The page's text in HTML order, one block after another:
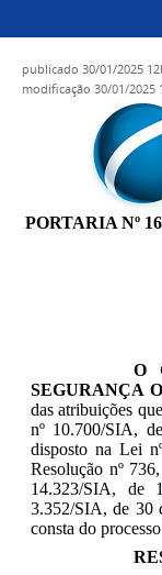
publicado 30/01/2025
modificação 30/01/2025
PORTARIA Nº
O
SEGURANÇA
das atribuições
nº 10.700/SIA,
disposto na Lei
Resolução nº
14.323/SIA, de
3.352/SIA, de 30
consta do